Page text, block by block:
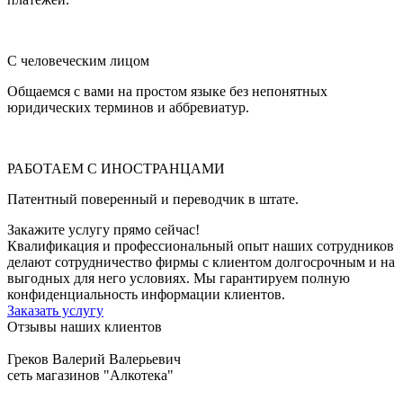
С человеческим лицом
Общаемся с вами на простом языке без непонятных
юридических терминов и аббревиатур.
РАБОТАЕМ С ИНОСТРАНЦАМИ
Патентный поверенный и переводчик в штате.
Закажите услугу прямо сейчас!
Квалификация и профессиональный опыт наших сотрудников
делают сотрудничество фирмы с клиентом долгосрочным и на
выгодных для него условиях. Мы гарантируем полную
конфиденциальность информации клиентов.
Заказать услугу
Отзывы наших клиентов
Греков Валерий Валерьевич
сеть магазинов "Алкотека"